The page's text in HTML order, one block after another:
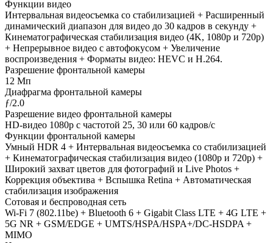
Функции видео
Интервальная видеосъемка со стабилизацией + Расширенный
динамический диапазон для видео до 30 кадров в секунду +
Кинематографическая стабилизация видео (4K, 1080p и 720p)
+ Непрерывное видео с автофокусом + Увеличение
воспроизведения + Форматы видео: HEVC и H.264.
Разрешение фронтальной камеры
12 Мп
Диафрагма фронтальной камеры
ƒ/2.0
Разрешение видео фронтальной камеры
HD-видео 1080p с частотой 25, 30 или 60 кадров/ с
Функции фронтальной камеры
Умный HDR 4 + Интервальная видеосъемка со стабилизацией
+ Кинематографическая стабилизация видео (1080p и 720p) +
Широкий захват цветов для фотографий и Live Photos +
Коррекция объектива + Вспышка Retina + Автоматическая
стабилизация изображения
Сотовая и беспроводная сеть
Wi-Fi 7 (802.11be) + Bluetooth 6 + Gigabit Class LTE + 4G LTE +
5G NR + GSM/EDGE + UMTS/HSPA/​HSPA+/​DC-HSDPA +
MIMO